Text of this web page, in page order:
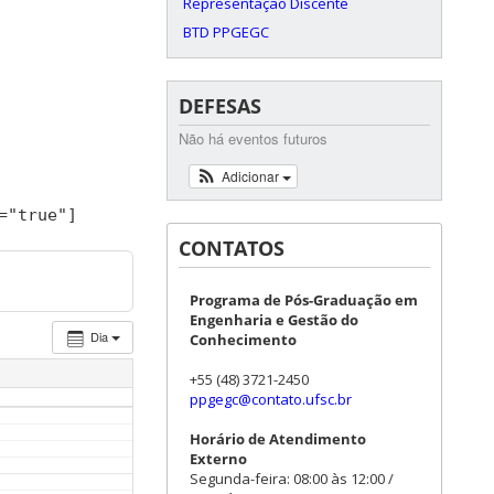
"true" ]
Dia
BTD PPGEGC
DEFESAS
Não há eventos futuros
Adicionar
CONTATOS
Programa de Pós-Graduação em
Engenharia e Gestão do
Conhecimento
+55 (48) 3721-2450
ppgegc@contato.ufsc.br
Horário de Atendimento
Externo
Segunda-feira: 08:00 às 12:00 /